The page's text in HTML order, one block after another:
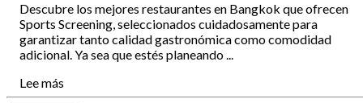
Descubre los mejores restaurantes en Bangkok que ofrecen
Sports Screening, seleccionados cuidadosamente para
garantizar tanto calidad gastronómica como comodidad
adicional. Ya sea que estés planeando ...
Lee más